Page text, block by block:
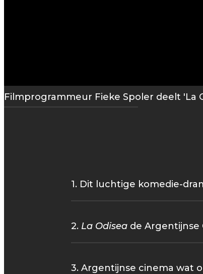
Filmprogrammeur Fieke Spoler deelt 'La
1. Dit luchtige komedie-
2. La Odiseade Argentijnse
3. Argentijnse cinema wat